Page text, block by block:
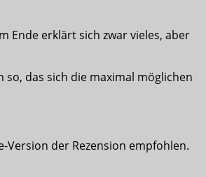
Ende erklärt sich zwar vieles, aber
das sich die maximal möglichen
der Rezension empfohlen.